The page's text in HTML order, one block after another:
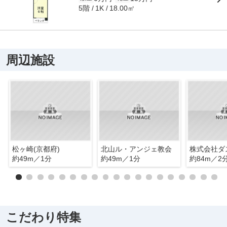
5階 1K 18.00㎡
周辺施設
松ヶ崎(京都府)
約49m／1分
北山ル・アンジェ教会
約49m／1分
株式会社ダ
約84m／2
こだわり特集